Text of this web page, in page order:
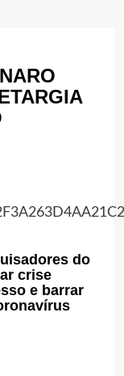
do
crise
e barrar